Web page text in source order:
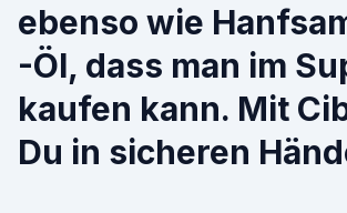
ebenso wie
-Öl, dass man im
kaufen kann. Mit
Du in sicheren